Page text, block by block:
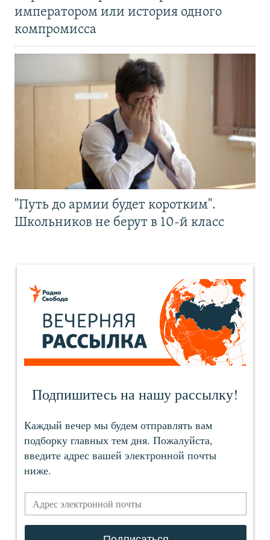
императором или история одного
компромисса
"Путь до армии будет коротким".
Школьников не берут в 10-й класс